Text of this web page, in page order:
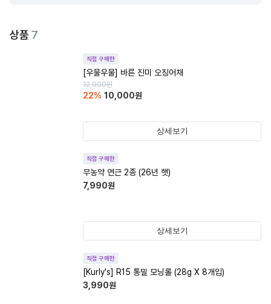
상품 7
직접 구매한
[우물우물] 바른 진미 오징어채
12,900원
22% 10,000원
상세보기
직접 구매한
무농약 연근 2종 (26년 햇)
7,990원
상세보기
직접 구매한
[Kurly's] R15 통밀 모닝롤 (28g X 8개입)
3,990원